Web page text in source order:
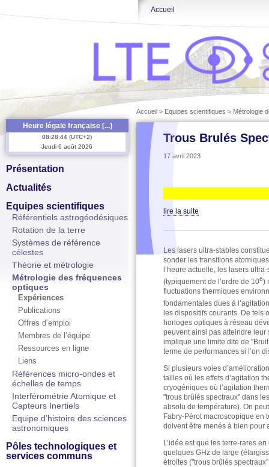
Accueil
Heure légale française [...]
08:28:45 (UTC+2)
Jeudi 6 août 2026
Présentation
Actualités
Equipes scientifiques
Référentiels astrogéodésiques
Rotation de la terre
Systèmes de référence
célestes
Théorie et métrologie
Métrologie des fréquences
optiques
Expériences
Publications
Offres d’emploi
Membres de l’équipe
Ressources en ligne
Liens
Références micro-ondes et
échelles de temps
Interférométrie Atomique et
Capteurs Inertiels
Equipe d’histoire des sciences
astronomiques
Pôles technologiques et
services communs
Accueil > Equipes scientifiques > Métrologie
Trous Brulés
17 avril 2023
lire la suite
Les lasers ultra-stables
sonder les transitions
l’heure actuelle, les lasers
(typiquement de l’ordre de 106)
fluctuations thermiques
fondamentales dues à
les dispositifs courants. De tels
horloges optiques à réseau
peuvent ainsi pas atteindre leur
implique une limite dite de
terme de performances si l’on
Si plusieurs voies
tailles où les effets d’agitation
cryogéniques où l’agitation
"trous brûlés spectraux" dans
absolu de température). On
Fabry-Pérot macroscopique en
doivent être menés à bien pour
L’idée est que les terre-rares
quelques GHz de large
étroites ("trous brûlés